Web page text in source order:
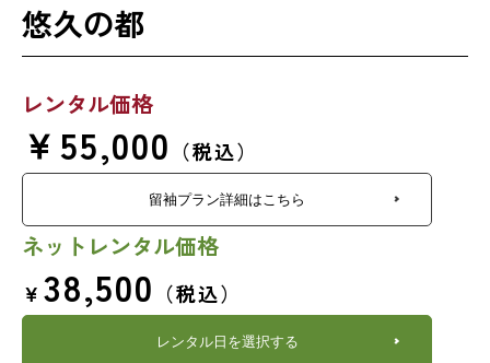
悠久の都
レンタル価格
￥55,000 （税込）
留袖プラン詳細はこちら
ネットレンタル価格
￥ 38,500 （税込）
レンタル日を選択する